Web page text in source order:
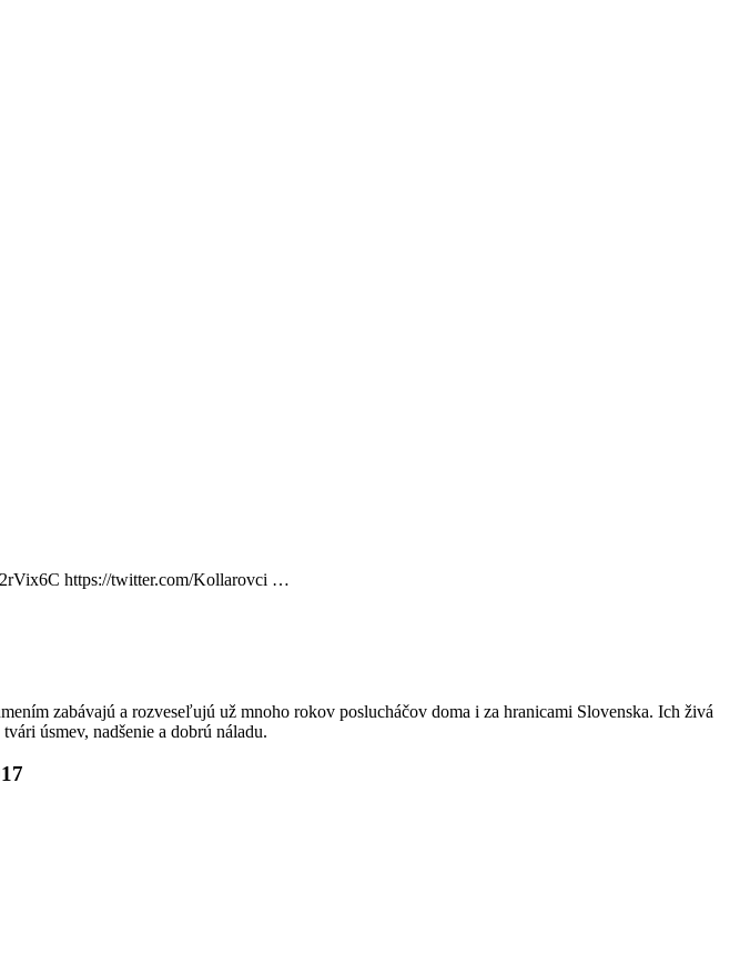
https://twitter.com/Kollarovci …
zabávajú a rozveseľujú už mnoho rokov poslucháčov doma i za hranicami Slovenska. Ich živá
úsmev, nadšenie a dobrú náladu.